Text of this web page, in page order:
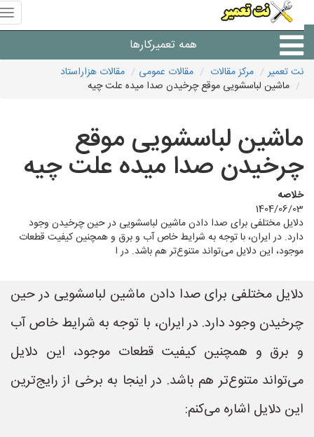
همه تعمیرکارها
شرکت های تعمیرات لوازم
نت تعمیر مرکز مقالات مقالات عمومی
مقالات هزاراستاد
ماشین لباسشویی موقع چرخیدن صدا میده علت چیه
ماشین لباسشویی موقع
چرخیدن صدا میده علت چیه
خلاصه
1404/06/03
دلایل مختلفی برای صدا دادن ماشین لباسشویی در حین چرخیدن وجود
دارد. در ایران، با توجه به شرایط خاص آب و برق و همچنین کیفیت قطعات
موجود، این دلایل می‌تواند متنوع‌تر هم باشد. در ا
دلایل مختلفی برای صدا دادن ماشین لباسشویی در حین
چرخیدن وجود دارد. در ایران، با توجه به شرایط خاص آب
و برق و همچنین کیفیت قطعات موجود، این دلایل
می‌تواند متنوع‌تر هم باشد. در اینجا به برخی از رایج‌ترین
این دلایل اشاره می‌کنم: